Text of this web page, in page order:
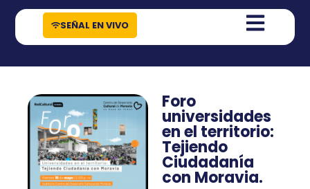
contenido
SEÑAL EN VIVO
Foro
universidades
en el territorio:
Tejiendo
Ciudadanía
con Moravia.